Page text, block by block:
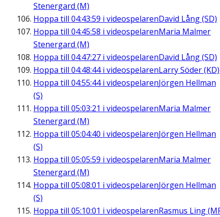
Stenergard (M)
Hoppa till 04:43:59 i videospelarenDavid Lång (SD)
Hoppa till 04:45:58 i videospelarenMaria Malmer
Stenergard (M)
Hoppa till 04:47:27 i videospelarenDavid Lång (SD)
Hoppa till 04:48:44i videospelarenLarry Söder (KD)
Hoppa till 04:55:44i videospelarenJörgen Hellman
(S)
Hoppa till 05:03:21 i videospelarenMaria Malmer
Stenergard (M)
Hoppa till 05:04:40 i videospelarenJörgen Hellman
(S)
Hoppa till 05:05:59 i videospelarenMaria Malmer
Stenergard (M)
Hoppa till 05:08:01 i videospelarenJörgen Hellman
(S)
Hoppa till 05:10:01 i videospelarenRasmus Ling